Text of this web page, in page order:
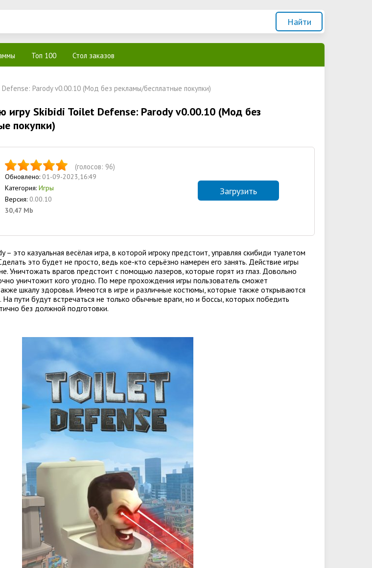
Топ 100 Стол заказов
Parody v0.00.10 (Мод без рекламы/бесплатные покупки)
игру Skibidi Toilet Defense: Parody v0.00.10 (Мод без
покупки)
(голосов: 96)
Обновлено: 01-09-2023,16:49
Категория: Игры
Версия: 0.00.10
30,47 Mb
Загрузить
это казуальная весёлая игра, в которой игроку предстоит, управляя скибиди туалетом
это будет не просто, ведь кое-кто серьёзно намерен его занять. Действие игры
Уничтожать врагов предстоит с помощью лазеров, которые горят из глаз. Довольно
уничтожит кого угодно. По мере прохождения игры пользователь сможет
шкалу здоровья. Имеются в игре и различные костюмы, которые также открываются
пути будут встречаться не только обычные враги, но и боссы, которых победить
без должной подготовки.